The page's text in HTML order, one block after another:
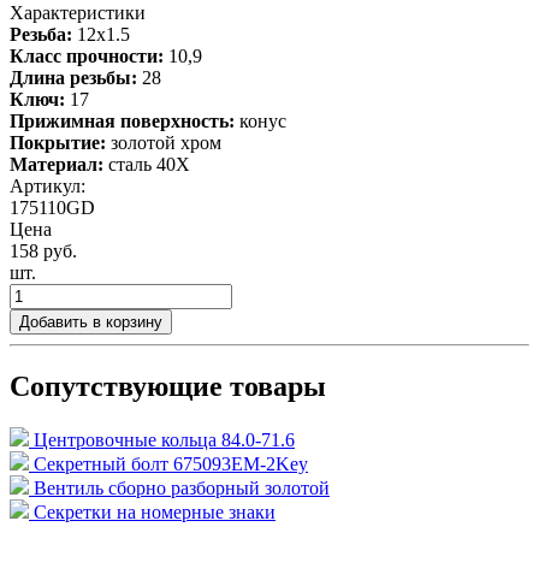
Характеристики
Резьба: 12x1.5
Класс прочности: 10,9
Длина резьбы: 28
Ключ: 17
Прижимная поверхность: конус
Покрытие: золотой хром
Материал: сталь 40X
Артикул:
175110GD
Цена
158 руб.
шт.
Добавить в корзину
Сопутствующие товары
Центровочные кольца 84.0-71.6
Секретный болт 675093EM-2Key
Вентиль сборно разборный золотой
Секретки на номерные знаки